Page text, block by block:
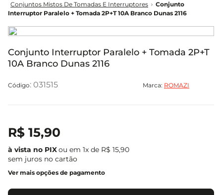
Conjuntos Mistos De Tomadas E Interruptores
Conjunto
Interruptor Paralelo + Tomada 2P+T 10A Branco Dunas 2116
Conjunto Interruptor Paralelo + Tomada 2P+T
10A Branco Dunas 2116
: 031515 Marca: ROMAZI
R$ 15,90
ou em 1x de R$ 15,90
sem juros no cartão
Ver mais opções de pagamento
1º
cabo
2º
luminaria
4º
cabo pp